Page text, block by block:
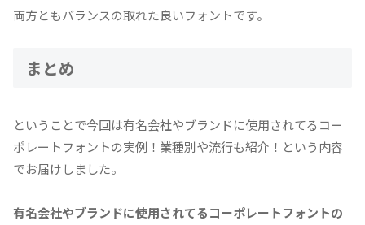
両方ともバランスの取れた良いフォントです。
まとめ
ということで今回は有名会社やブランドに使用されてるコー
ポレートフォントの実例！業種別や流行も紹介！という内容
でお届けしました。
有名会社やブランドに使用されてるコーポレートフォントの